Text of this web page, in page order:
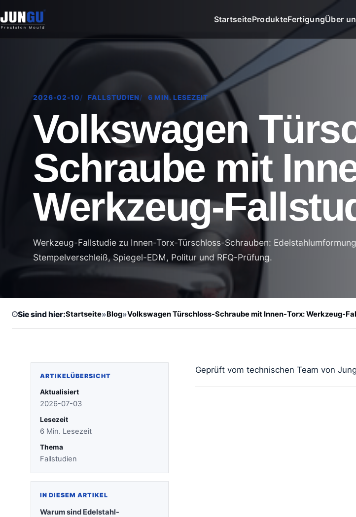
StartseiteProdukteFertigungÜber
2026-02-10 FALLSTUDIEN 6 MIN. LESEZEIT
Volkswagen
Schraube mit
Werkzeug-
Werkzeug-Fallstudie zu Innen-Torx-Türschloss-Schrauben:
Stempelverschleiß, Spiegel-EDM, Politur und RFQ-Prüfung.
Sie sind hier:Startseite»Blog»Volkswagen Türschloss-Schraube mit Innen-Torx: Werkzeug-
ARTIKELÜBERSICHT
Aktualisiert
2026-07-03
Lesezeit
6 Min. Lesezeit
Thema
Fallstudien
IN DIESEM ARTIKEL
Warum sind Edelstahl-
Geprüft vom technischen Team von